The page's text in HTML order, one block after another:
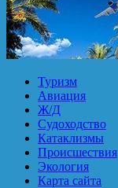
Туризм
Авиация
Ж/Д
Судоходство
Катаклизмы
Происшествия
Экология
Карта сайта